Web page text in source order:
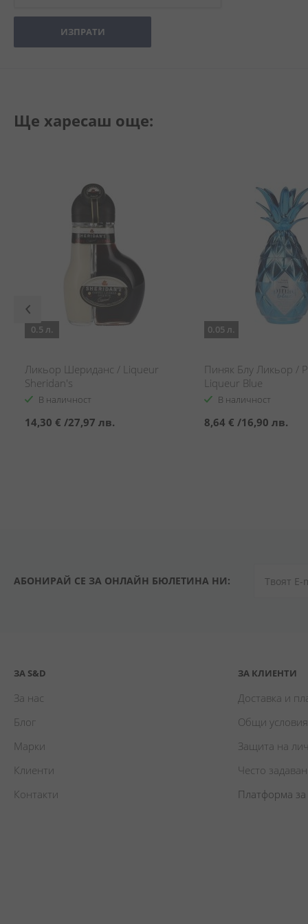
ИЗПРАТИ
Ще харесаш още:
0.5 л.
Ликьор Шериданс / Liqueur
Sheridan's
В наличност
14,30 € /27,97 лв.
0.05 л.
Пиняк Блу Ликьор /
Liqueur Blue
В наличност
8,64 € /16,90 лв.
АБОНИРАЙ СЕ ЗА ОНЛАЙН БЮЛЕТИНА НИ:
ЗА S&D
За нас
Блог
Марки
Клиенти
Контакти
ЗА КЛИЕНТИ
Доставка и
Общи условия
Защита на
Често
Платформа